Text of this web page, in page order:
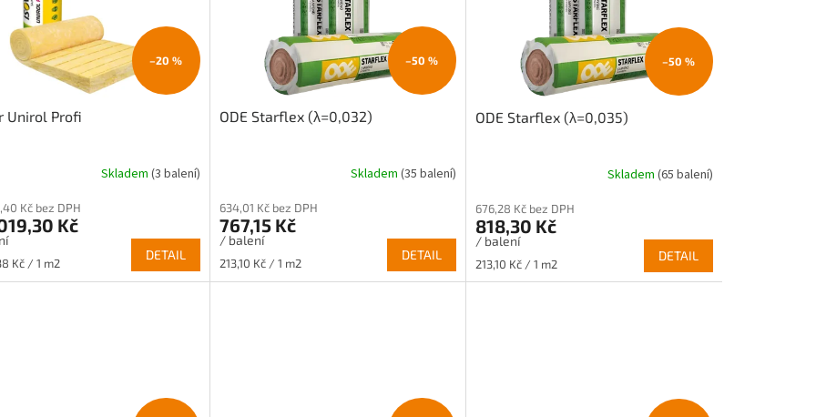
–20 %
Unirol Profi
Skladem (3 balení)
Kč bez DPH
Kč
Kč / 1 m2
DETAIL
–50 %
ODE Starflex (λ=0,032)
Skladem (35 balení)
634,01 Kč bez DPH
767,15 Kč
/ balení
Měrná
cena:
213,10 Kč / 1 m2
DETAIL
–50 %
ODE Starflex (λ=0,035)
Skladem (65 balení)
676,28 Kč bez DPH
818,30 Kč
/ balení
Měrná
cena:
213,10 Kč / 1 m2
DETAIL